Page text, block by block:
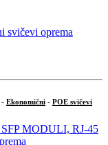
- Ekonomični - POE svičevi